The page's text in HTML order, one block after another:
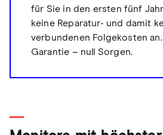
für Sie in den ersten fünf
keine Reparatur- und damit
verbundenen Folgekosten
Garantie – null Sorgen.